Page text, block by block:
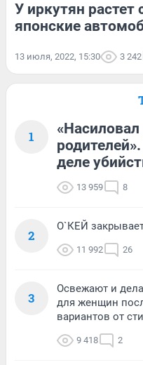
У иркутян растет
японские
13 июля, 2022, 15:30 3 242
1
«Насиловал
деле
13 959 8
2
О`КЕЙ
11 992 26
3
Освежают и
для женщин
вариантов от
9 418 2